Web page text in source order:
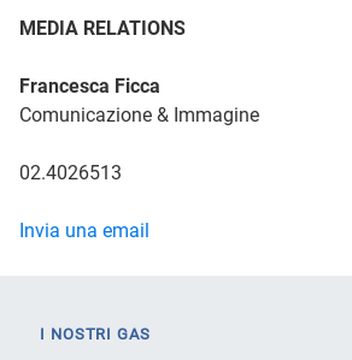
MEDIA RELATIONS
Francesca Ficca
Comunicazione & Immagine
02.4026513
Invia una email
I NOSTRI GAS